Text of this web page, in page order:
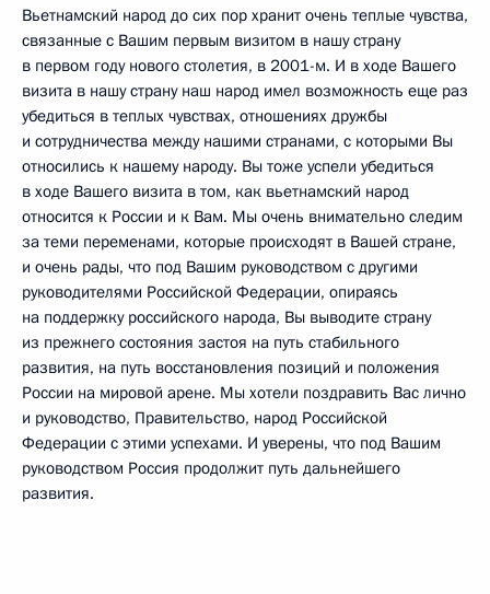
Вьетнамский народ до сих пор хранит очень теплые чувства,
связанные с Вашим первым визитом в нашу страну
в первом году нового столетия, в 2001-м. И в ходе Вашего
визита в нашу страну наш народ имел возможность еще раз
убедиться в теплых чувствах, отношениях дружбы
и сотрудничества между нашими странами, с которыми Вы
относились к нашему народу. Вы тоже успели убедиться
в ходе Вашего визита в том, как вьетнамский народ
относится к России и к Вам. Мы очень внимательно следим
за теми переменами, которые происходят в Вашей стране,
и очень рады, что под Вашим руководством с другими
руководителями Российской Федерации, опираясь
на поддержку российского народа, Вы выводите страну
из прежнего состояния застоя на путь стабильного
развития, на путь восстановления позиций и положения
России на мировой арене. Мы хотели поздравить Вас лично
и руководство, Правительство, народ Российской
Федерации с этими успехами. И уверены, что под Вашим
руководством Россия продолжит путь дальнейшего
развития.